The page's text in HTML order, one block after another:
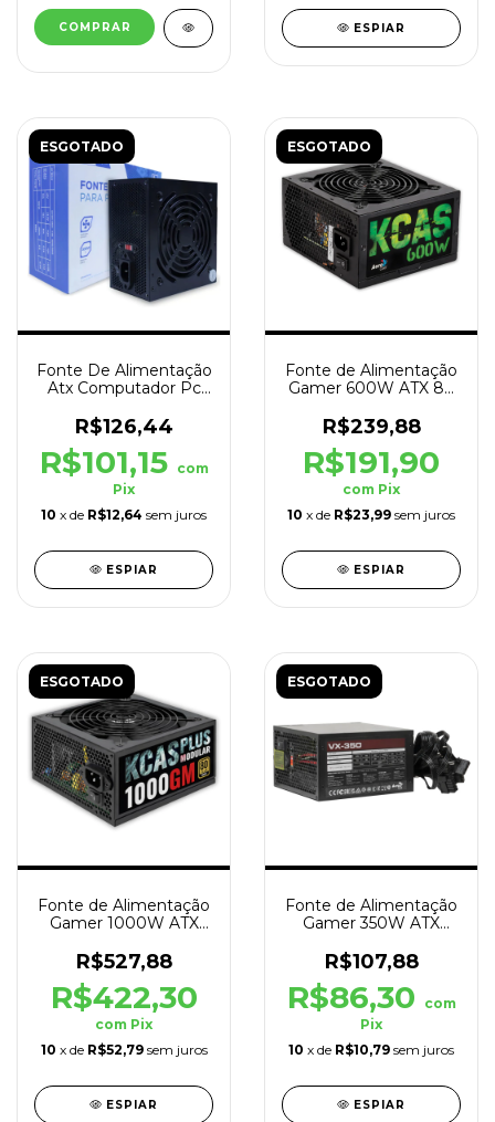
ESPIAR
ESGOTADO
Fonte De Alimentação
Atx Computador Pc
R$126,44
R$101,15 com
Pix
10 x de R$12,64 sem juros
ESPIAR
ESGOTADO
Fonte de Alimentação
Gamer 600W ATX 80
R$239,88
R$191,90
com Pix
10 x de R$23,99 sem juros
ESPIAR
ESGOTADO
Fonte de Alimentação
Gamer 1000W ATX
R$527,88
R$422,30
com Pix
10 x de R$52,79 sem juros
ESPIAR
ESGOTADO
Fonte de Alimentação
Gamer 350W ATX
R$107,88
R$86,30
com
Pix
10 x de R$10,79 sem juros
ESPIAR